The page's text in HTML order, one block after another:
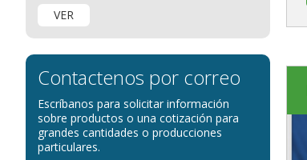
Banderas para concesionarios
Banderas para tiendas
banderas para Palios
banderas para religiosas
Administraciones Públicas
Banderas para embajadas
banderas para parques
VER
Contactenos por correo
Escríbanos para solicitar información
sobre productos o una cotización para
grandes cantidades o producciones
particulares.